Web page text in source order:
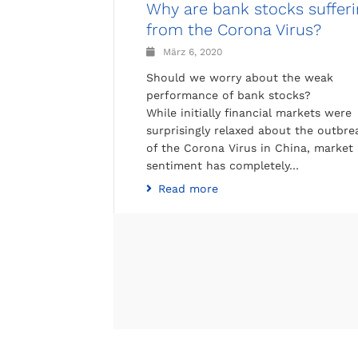
Why are bank stocks
from the Corona Virus?
März 6, 2020
Should we worry about the weak
performance of bank stocks?
While initially financial markets were
surprisingly relaxed about the
of the Corona Virus in China, market
sentiment has completely…
Read more